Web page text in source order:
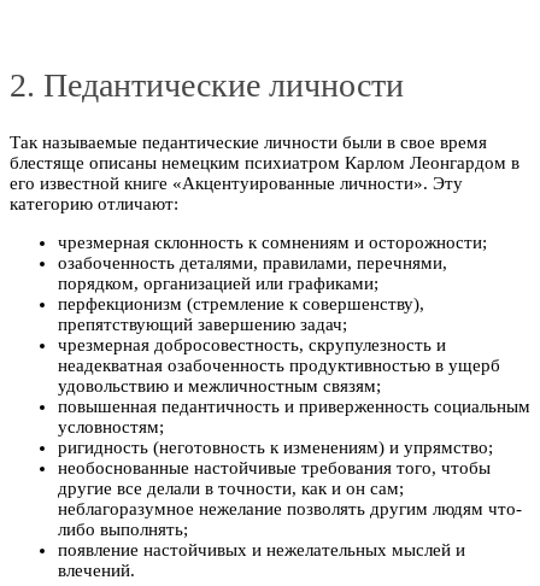
2. Педантические личности
Так называемые педантические личности были в свое время
блестяще описаны немецким психиатром Карлом Леонгардом в
его известной книге «Акцентуированные личности». Эту
категорию отличают:
чрезмерная склонность к сомнениям и осторожности;
озабоченность деталями, правилами, перечнями,
порядком, организацией или графиками;
перфекционизм (стремление к совершенству),
препятствующий завершению задач;
чрезмерная добросовестность, скрупулезность и
неадекватная озабоченность продуктивностью в ущерб
удовольствию и межличностным связям;
повышенная педантичность и приверженность социальным
условностям;
ригидность (неготовность к изменениям) и упрямство;
необоснованные настойчивые требования того, чтобы
другие все делали в точности, как и он сам;
неблагоразумное нежелание позволять другим людям что-
либо выполнять;
появление настойчивых и нежелательных мыслей и
влечений.